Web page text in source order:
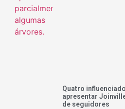
Quatro
apresentar
de seguidores